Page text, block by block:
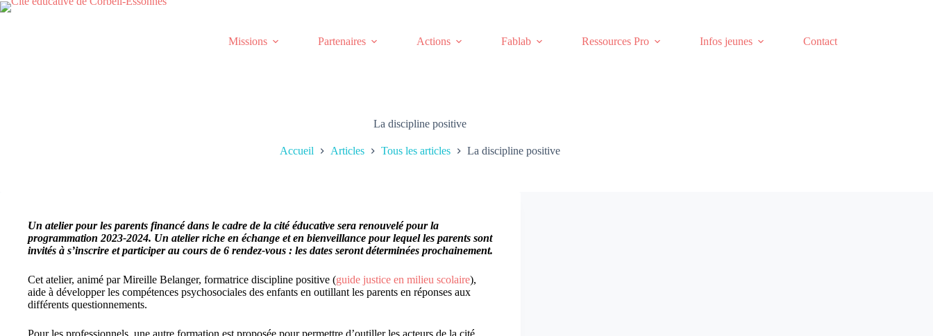
Passer
Missions
Partenaires Actions Fablab Ressources Pro Infos jeunes Contact
La discipline positive
Accueil Articles Tous les articles La discipline positive
Un atelier pour les parents financé dans le cadre de la cité éducative sera renouvelé pour la
programmation 2023-2024. Un atelier riche en échange et en bienveillance pour lequel les parents sont
invités à s’inscrire et participer au cours de 6 rendez-vous : les dates seront déterminées prochainement.
Cet atelier, animé par Mireille Belanger, formatrice discipline positive (guide justice en milieu scolaire),
aide à développer les compétences psychosociales des enfants en outillant les parents en réponses aux
différents questionnements.